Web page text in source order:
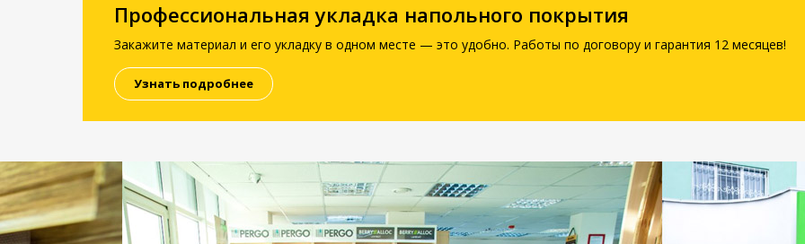
Профессиональная укладка напольного покрытия
Закажите материал и его укладку в одном месте — это удобно. Работы по договору и гарантия 12 месяцев!
Узнать подробнее